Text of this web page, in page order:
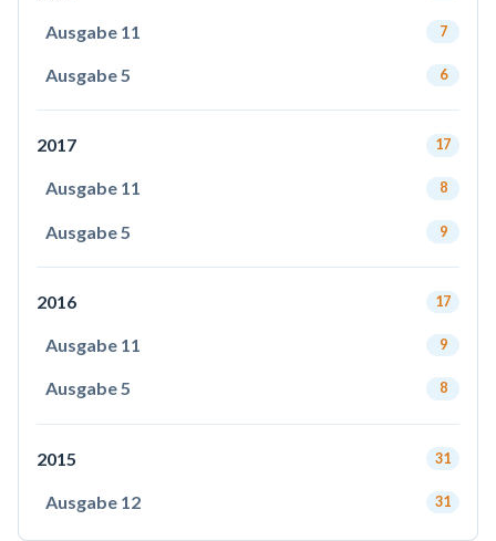
Ausgabe 11 7
Ausgabe 5 6
2017 17
Ausgabe 11 8
Ausgabe 5 9
2016 17
Ausgabe 11 9
Ausgabe 5 8
2015 31
Ausgabe 12 31